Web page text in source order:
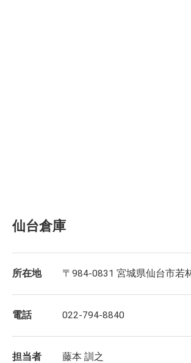
仙台倉庫
所在地 〒984-0831 宮城県仙台市若
電話 022-794-8840
担当者 藤本 訓之